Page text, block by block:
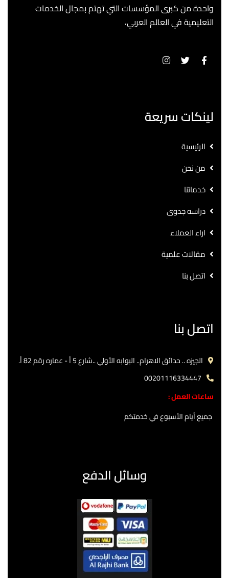
واحدة من كبرى المؤسسات التي تهتم بمجال الخدمات
التعليمية في العالم العربي،
لينكات سريعة
الرئيسية
من نحن
خدماتنا
دراسه جدوى
اراء العملاء
مقالات علمية
اتصل بنا
اتصل بنا
الجيزه .. حدائق الاهرام.. البوابه الأولي ..شارع 5 أ - عماره رقم 82 أ.
00201116334447
ساعات العمل :
جميع أيام الأسبوع في خدمتكم
وسائل الدفع